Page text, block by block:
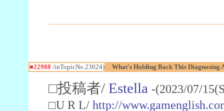
■22988 /inTopicNo.23024) What's Holding Back This Diagnosing
□投稿者/ Estella -(2023/07/
□U R L/ http://